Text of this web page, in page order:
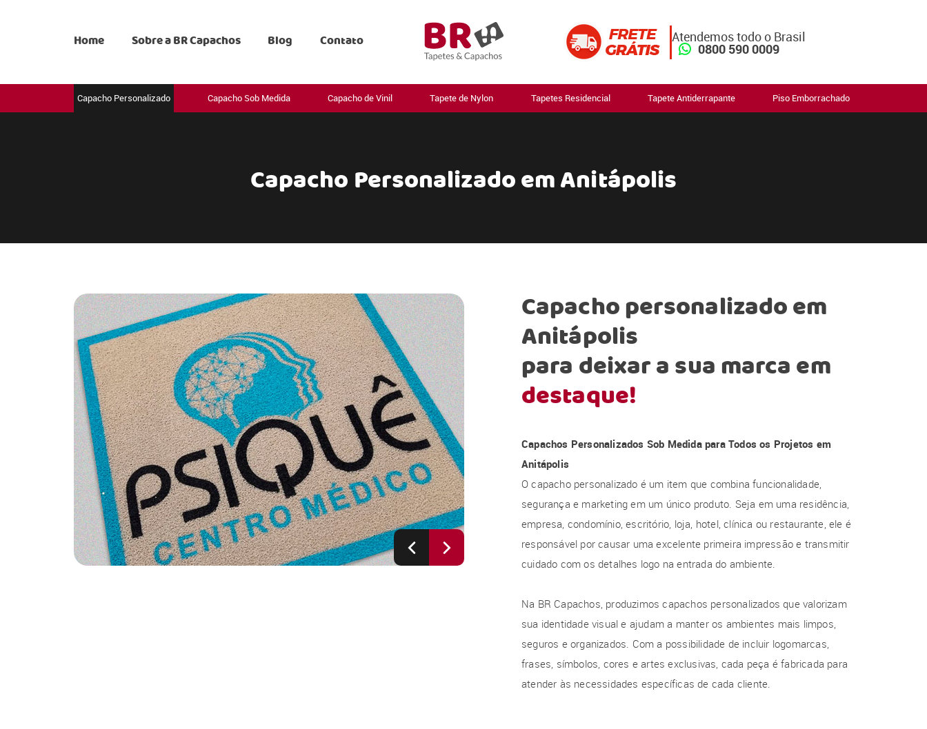
Home Sobre a BR Capachos Blog Contato Atendemos todo o Brasil
0800 590 0009
Capacho Personalizado Capacho Sob Medida Capacho de Vinil Tapete de Nylon Tapetes Residencial Tapete Antiderrapante Piso Emborrachado
Capacho Personalizado em Anitápolis
Capacho personalizado em
Anitápolis
para deixar a sua marca em
destaque!
Capachos Personalizados Sob Medida para Todos os Projetos em
Anitápolis
O capacho personalizado é um item que combina funcionalidade,
segurança e marketing em um único produto. Seja em uma residência,
empresa, condomínio, escritório, loja, hotel, clínica ou restaurante, ele é
responsável por causar uma excelente primeira impressão e transmitir
cuidado com os detalhes logo na entrada do ambiente.
Na BR Capachos, produzimos capachos personalizados que valorizam
sua identidade visual e ajudam a manter os ambientes mais limpos,
seguros e organizados. Com a possibilidade de incluir logomarcas,
frases, símbolos, cores e artes exclusivas, cada peça é fabricada para
atender às necessidades específicas de cada cliente.